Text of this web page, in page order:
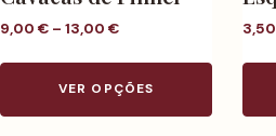
9,00 € – 13,00 €Price range: 9,00 €
VER OPÇÕES
This
3,50